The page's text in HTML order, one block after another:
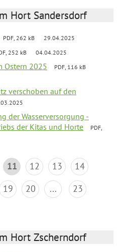
Hort Sandersdorf
PDF, 262 kB 29.04.2025
252 kB 04.04.2025
Ostern 2025
PDF, 116 kB
verschoben auf den
der Wasserversorgung -
der Kitas und Horte
PDF,
11 12 13
14
19 20 ... 23
Hort Zscherndorf